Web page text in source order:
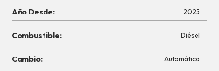
Año Desde: 2025
Combustible: Diésel
Cambio: Automático